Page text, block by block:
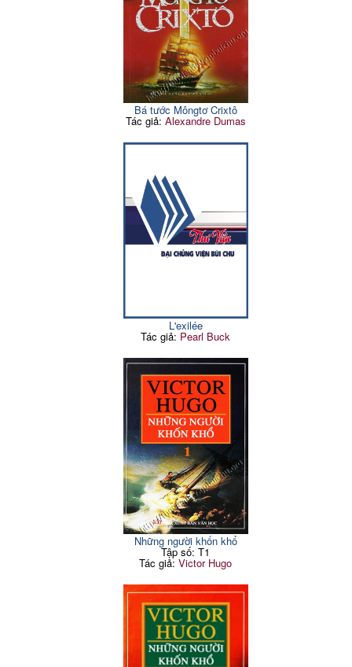
Bá tước Môngtơ Crixtô
Tác giả: Alexandre Dumas
L'exilée
Tác giả: Pearl Buck
Những người khốn khổ
Tập số: T1
Tác giả:Victor Hugo